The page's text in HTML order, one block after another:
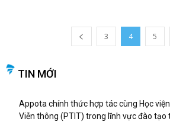
3 4 5
TIN MỚI
Appota chính thức hợp tác cùng Học
Viễn thông (PTIT) trong lĩnh vực đào tạo